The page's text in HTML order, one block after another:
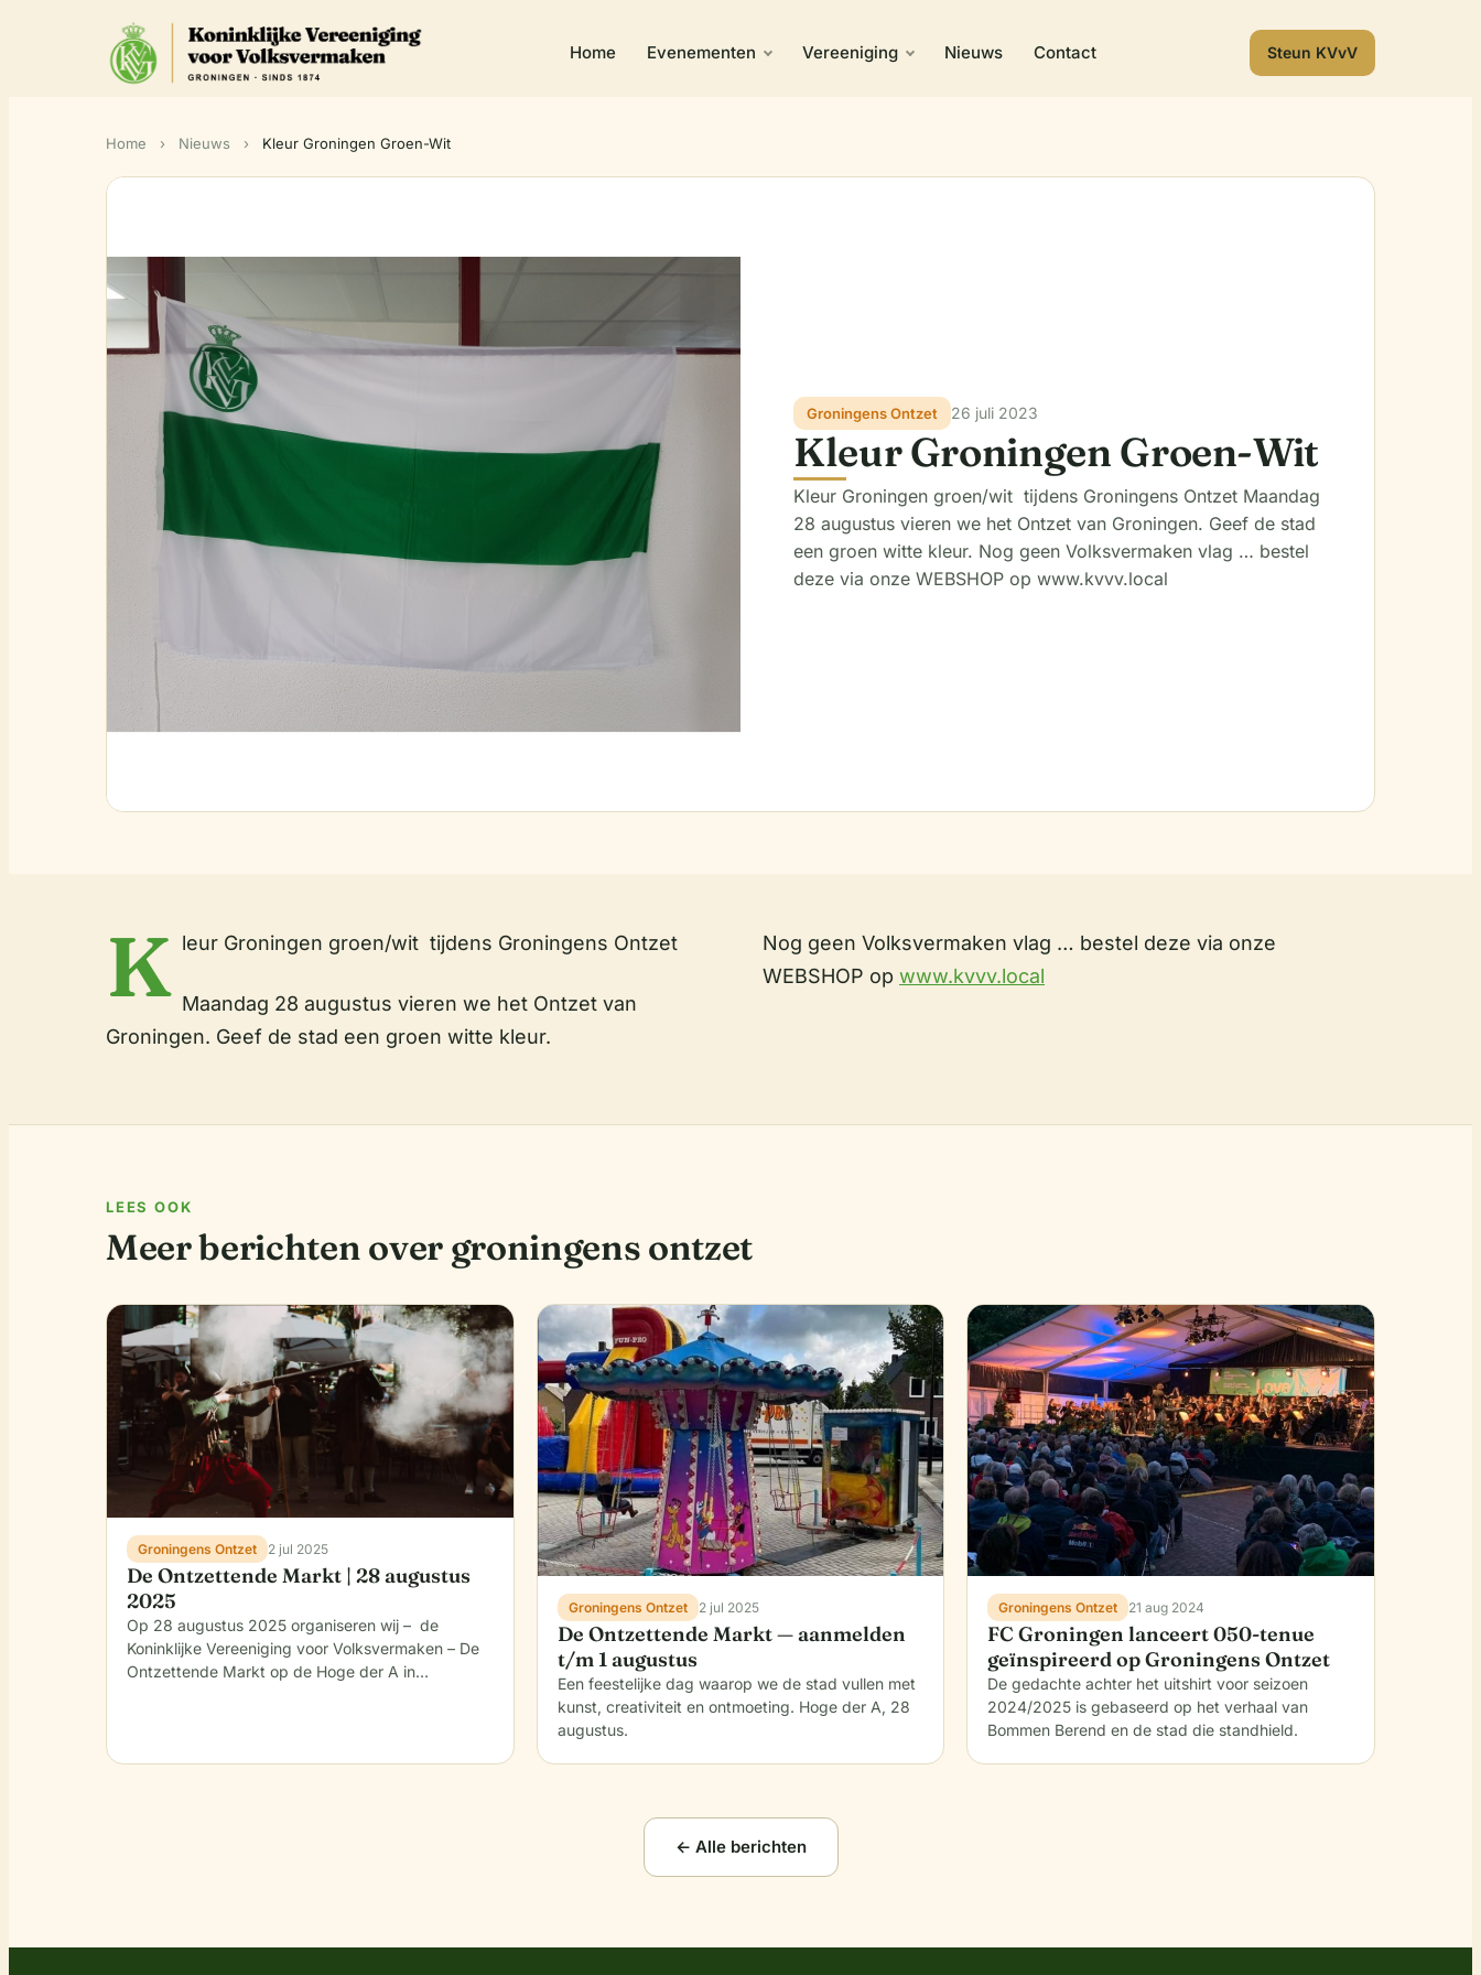
Home Evenementen Vereeniging Nieuws Contact Steun KVvV
Home › Nieuws › Kleur Groningen Groen-Wit
Groningens Ontzet 26 juli 2023
Kleur Groningen Groen-Wit
Kleur Groningen groen/wit tijdens Groningens Ontzet Maandag
28 augustus vieren we het Ontzet van Groningen. Geef de stad
een groen witte kleur. Nog geen Volksvermaken vlag … bestel
deze via onze WEBSHOP op www.kvvv.local
K leur Groningen groen/wit tijdens Groningens Ontzet
Maandag 28 augustus vieren we het Ontzet van
Groningen. Geef de stad een groen witte kleur.
Nog geen Volksvermaken vlag … bestel deze via onze
WEBSHOP op www.kvvv.local
LEES OOK
Meer berichten over groningens ontzet
Groningens Ontzet 2 jul 2025
De Ontzettende Markt | 28 augustus
2025
Op 28 augustus 2025 organiseren wij – de
Koninklijke Vereeniging voor Volksvermaken – De
Ontzettende Markt op de Hoge der A in…
Groningens Ontzet 2 jul 2025
De Ontzettende Markt — aanmelden
t/m 1 augustus
Een feestelijke dag waarop we de stad vullen met
kunst, creativiteit en ontmoeting. Hoge der A, 28
augustus.
Groningens Ontzet 21 aug 2024
FC Groningen lanceert 050-tenue
geïnspireerd op Groningens Ontzet
De gedachte achter het uitshirt voor seizoen
2024/2025 is gebaseerd op het verhaal van
Bommen Berend en de stad die standhield.
← Alle berichten